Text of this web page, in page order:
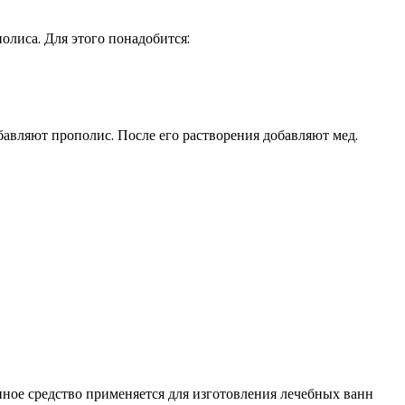
Для этого понадобится:
прополис. После его растворения добавляют мед.
средство применяется для изготовления лечебных ванн